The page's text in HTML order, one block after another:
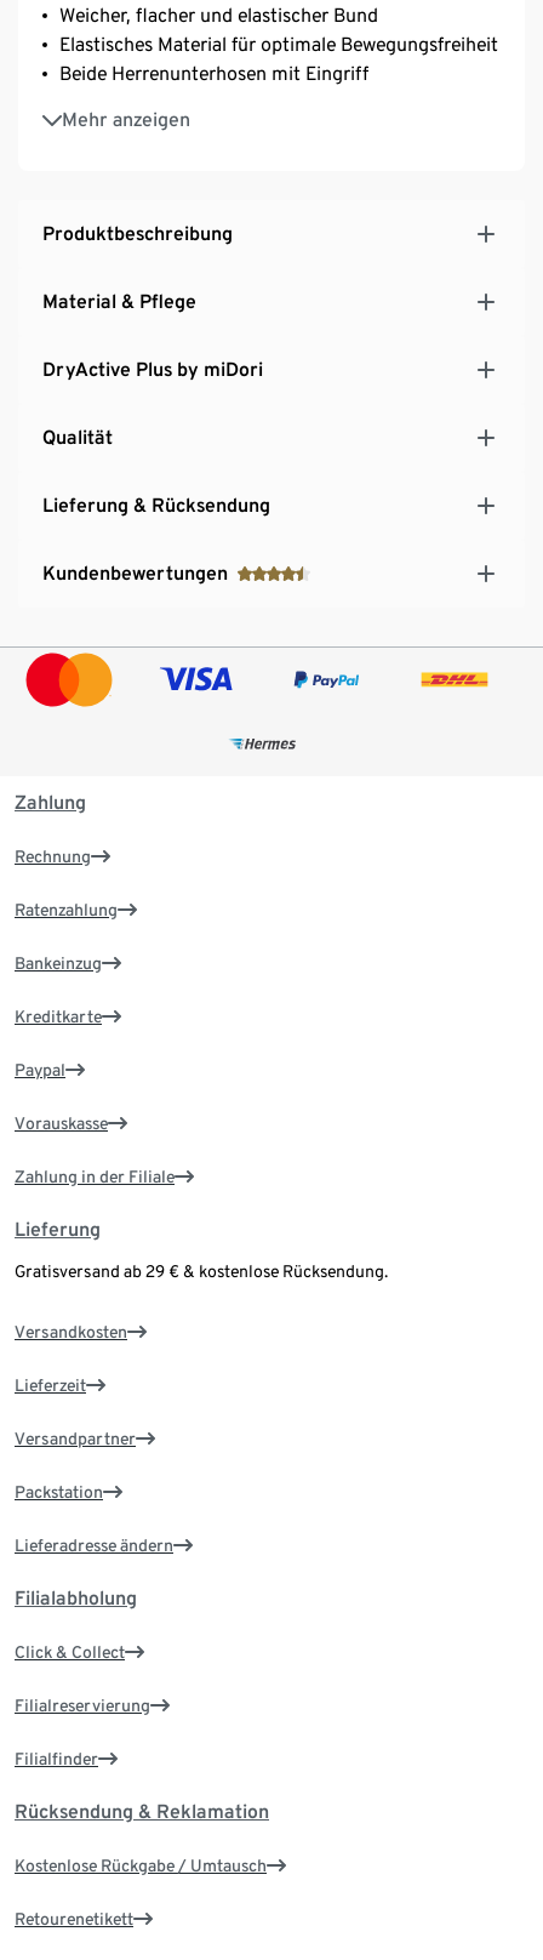
Weicher, flacher und elastischer Bund
Elastisches Material für optimale Bewegungsfreiheit
Beide Herrenunterhosen mit Eingriff
Mehr anzeigen
Extraflache Nähte
Produktbeschreibung
Material & Pflege
DryActive Plus by miDori
Qualität
Lieferung & Rücksendung
Kundenbewertungen
Zahlung
Rechnung
Ratenzahlung
Bankeinzug
Kreditkarte
Paypal
Vorauskasse
Zahlung in der Filiale
Lieferung
Gratisversand ab 29 € & kostenlose Rücksendung.
Versandkosten
Lieferzeit
Versandpartner
Packstation
Lieferadresse ändern
Filialabholung
Click & Collect
Filialreservierung
Filialfinder
Rücksendung & Reklamation
Kostenlose Rückgabe / Umtausch
Retourenetikett